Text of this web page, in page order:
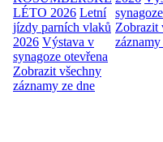
LÉTO 2026 Letní
jízdy parních vlaků
2026 Výstava v
synagoze otevřena
Zobrazit všechny
záznamy ze dne
Zobrazit